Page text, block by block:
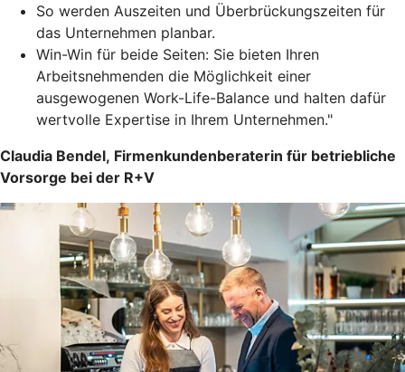
So werden Auszeiten und Überbrückungszeiten für
das Unternehmen planbar.
Win-Win für beide Seiten: Sie bieten Ihren
Arbeitsnehmenden die Möglichkeit einer
ausgewogenen Work-Life-Balance und halten dafür
wertvolle Expertise in Ihrem Unternehmen."
Claudia Bendel, Firmenkundenberaterin für betriebliche
Vorsorge bei der R+V